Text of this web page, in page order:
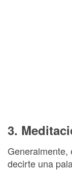
3.
Generalmente,
decirte una